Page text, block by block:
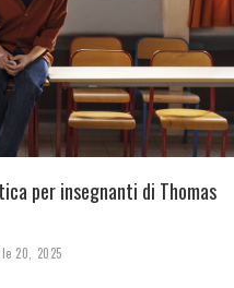
per insegnanti di Thomas
20, 2025